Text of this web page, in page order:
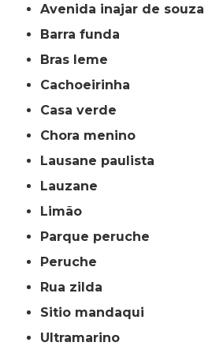
avenida inajar de souza
barra funda
bras leme
cachoeirinha
casa verde
chora menino
lausane paulista
lauzane
limão
parque peruche
peruche
rua zilda
sitio mandaqui
ultramarino